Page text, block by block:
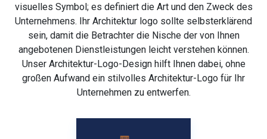
visuelles Symbol; es definiert die Art und den Zweck des
Unternehmens. Ihr Architektur logo sollte selbsterklärend
sein, damit die Betrachter die Nische der von Ihnen
angebotenen Dienstleistungen leicht verstehen können.
Unser Architektur-Logo-Design hilft Ihnen dabei, ohne
großen Aufwand ein stilvolles Architektur-Logo für Ihr
Unternehmen zu entwerfen.